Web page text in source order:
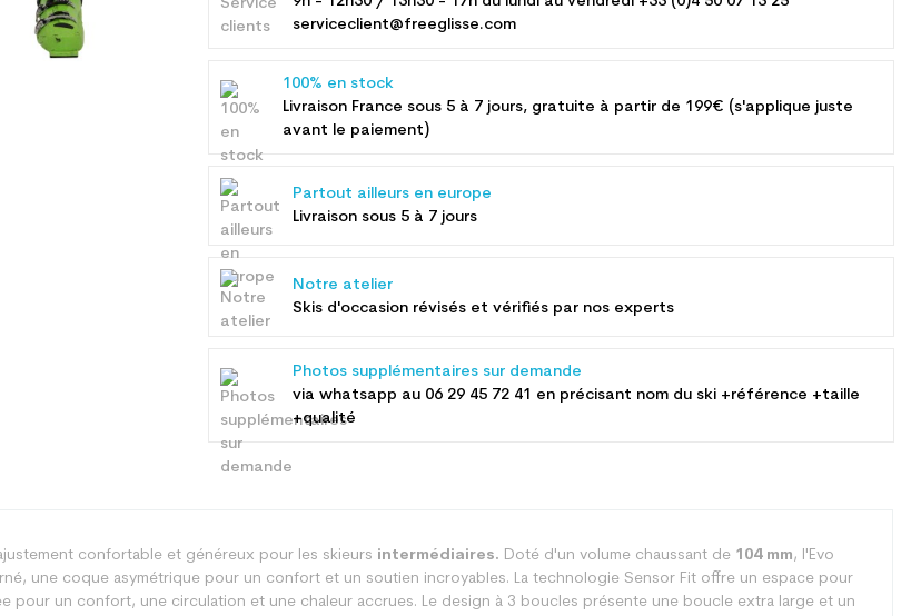
serviceclient@freeglisse.com
100% en stock
Livraison France sous 5 à 7 jours, gratuite à partir de 199€ (s'applique juste
avant le paiement)
Partout ailleurs en europe
Livraison sous 5 à 7 jours
Notre atelier
Skis d'occasion révisés et vérifiés par nos experts
Photos supplémentaires sur demande
via whatsapp au 06 29 45 72 41 en précisant nom du ski +référence +taille
+qualité
confortable et généreux pour les skieurs intermédiaires. Doté d'un volume chaussant de 104 mm, l'Evo
une coque asymétrique pour un confort et un soutien incroyables. La technologie Sensor Fit offre un espace pour
pour un confort, une circulation et une chaleur accrues. Le design à 3 boucles présente une boucle extra large et un